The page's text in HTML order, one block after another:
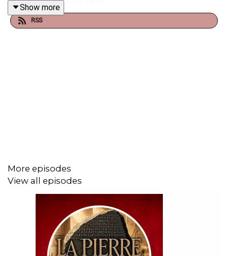
Un podcast du
Show more
RSS
More episodes
View all episodes